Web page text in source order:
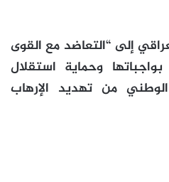
إلى “التعاضد مع القوى
بواجباتها وحماية استقلال
من تهديد الإرهاب